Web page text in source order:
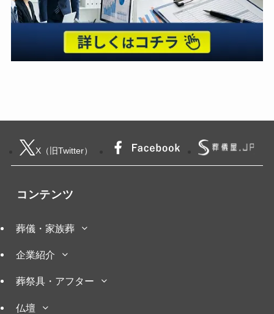
X（旧Twitter）
コンテンツ
葬儀・家族葬
企業紹介
葬祭具・アフター
仏壇